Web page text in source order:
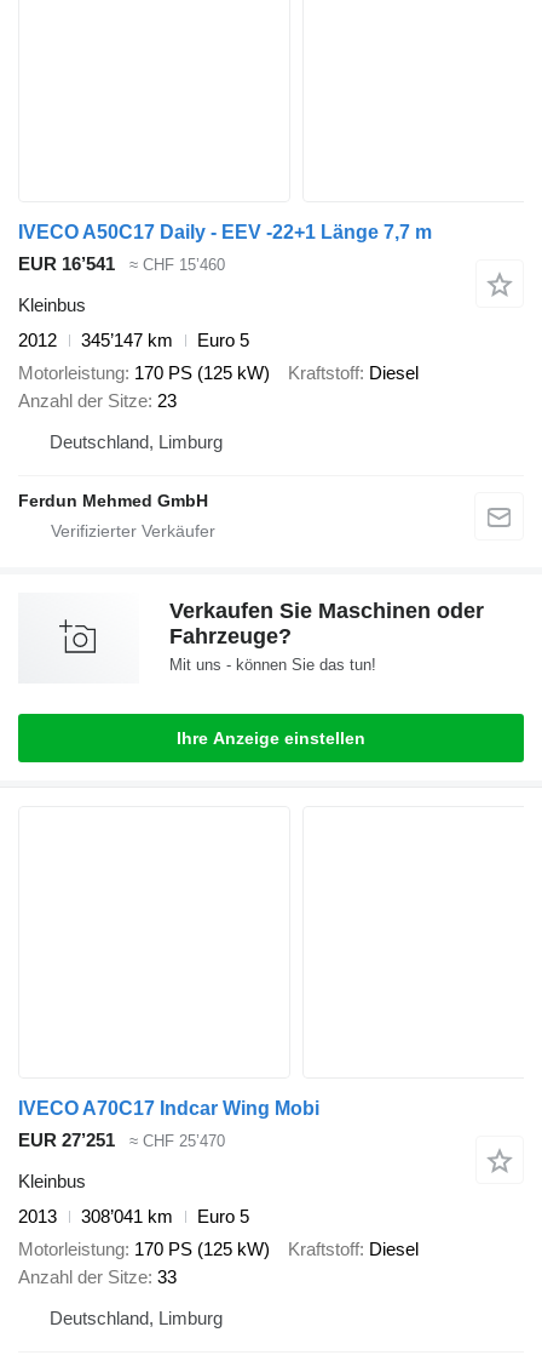
IVECO A50C17 Daily - EEV -22+1 Länge 7,7 m
EUR 16’541
≈ CHF 15’460
Kleinbus
2012
345’147 km
Euro 5
Motorleistung 170 PS (125 kW) Kraftstoff Diesel
Anzahl der Sitze 23
Deutschland, Limburg
Ferdun Mehmed GmbH
Verkaufen Sie Maschinen oder
Fahrzeuge?
Mit uns - können Sie das tun!
Ihre Anzeige einstellen
IVECO A70C17 Indcar Wing Mobi
EUR 27’251
≈ CHF 25’470
Kleinbus
2013
308’041 km
Euro 5
Motorleistung 170 PS (125 kW) Kraftstoff Diesel
Anzahl der Sitze 33
Deutschland, Limburg